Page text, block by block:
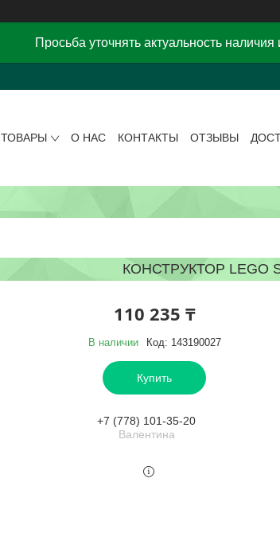
Просьба уточнять актуальность
ТОВАРЫ О НАС КОНТАКТЫ ОТЗЫВЫ
КОНСТРУКТОР LEGO
110 235 ₸
В наличии Код: 143190027
Купить
+7 (778) 101-35-20
Валентина